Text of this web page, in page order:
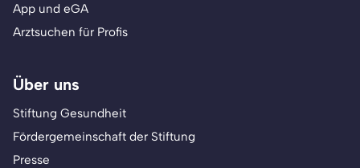
App und eGA
Arztsuchen für Profis
Über uns
Stiftung Gesundheit
Fördergemeinschaft der Stiftung
Presse